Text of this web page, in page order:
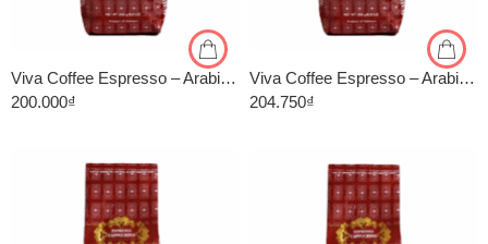
Viva Coffee Espresso – Arabica 40%, Robusta 60% – Cà Phê Pha Máy – Túi 500g
200.000₫
500gr
Viva Coffee Espresso – Arabica 50%, Robusta 50% – Cà Phê Pha Máy – Túi 500g
204.750₫
500gr